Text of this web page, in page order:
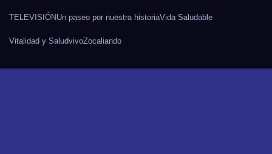
TELEVISIÓNUn paseo por nuestra historiaVida Saludable
Vitalidad y SaludvivoZocaliando